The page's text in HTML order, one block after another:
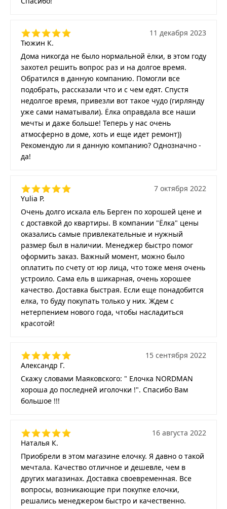
Тюжин К.
11 декабря 2023
Дома никогда не было нормальной ёлки, в этом году
захотел решить вопрос раз и на долгое время.
Обратился в данную компанию. Помогли все
подобрать, рассказали что и с чем едят. Спустя
недолгое время, привезли вот такое чудо (гирлянду
уже сами наматывали). Ёлка оправдала все наши
мечты и даже больше! Теперь у нас очень
атмосферно в доме, хоть и еще идет ремонт))
Рекомендую ли я данную компанию? Однозначно -
да!
Yulia P.
7 октября 2022
Очень долго искала ель Берген по хорошей цене и
с доставкой до квартиры. В компании "Ёлка" цены
оказались самые привлекательные и нужный
размер был в наличии. Менеджер быстро помог
оформить заказ. Важный момент, можно было
оплатить по счету от юр лица, что тоже меня очень
устроило. Сама ель в шикарная, очень хорошее
качество. Доставка быстрая. Если еще понадобится
елка, то буду покупать только у них. Ждем с
нетерпением нового года, чтобы насладиться
красотой!
Александр Г.
15 сентября 2022
Скажу словами Маяковского: " Елочка NORDMAN
хороша до последней иголочки !". Спасибо Вам
большое !!!
Наталья К.
16 августа 2022
Приобрели в этом магазине елочку. Я давно о такой
мечтала. Качество отличное и дешевле, чем в
других магазинах. Доставка своевременная. Все
вопросы, возникающие при покупке елочки,
решались менеджером быстро и качественно.